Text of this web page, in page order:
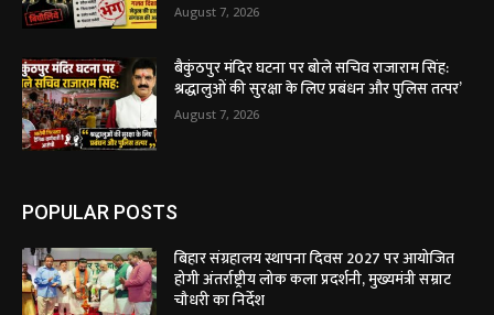
August 7, 2026
बैकुंठपुर मंदिर घटना पर बोले सचिव राजाराम सिंह:
श्रद्धालुओं की सुरक्षा के लिए प्रबंधन और पुलिस तत्पर’
August 7, 2026
POPULAR POSTS
बिहार संग्रहालय स्थापना दिवस 2027 पर आयोजित
होगी अंतर्राष्ट्रीय लोक कला प्रदर्शनी, मुख्यमंत्री सम्राट
चौधरी का निर्देश